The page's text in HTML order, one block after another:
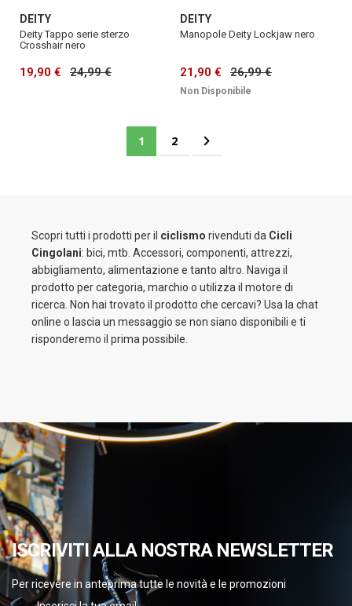
DEITY
Deity Tappo serie sterzo
Crosshair nero
19,90 € 24,99 €
DEITY
Manopole Deity Lockjaw nero
21,90 € 26,99 €
Non Disponibile
Attualmente stai leggendo la pagina
1 Pagina
2 Pagina
Successivo
Scopri tutti i prodotti per il ciclismo rivenduti da Cicli
Cingolani: bici, mtb. Accessori, componenti, attrezzi,
abbigliamento, alimentazione e tanto altro. Naviga il
prodotto per categoria, marchio o utilizza il motore di
ricerca. Non hai trovato il prodotto che cercavi? Usa la chat
online o lascia un messaggio se non siano disponibili e ti
risponderemo il prima possibile.
ISCRIVITI ALLA NOSTRA NEWSLETTER
Per ricevere in anteprima tutte le novità e le promozioni